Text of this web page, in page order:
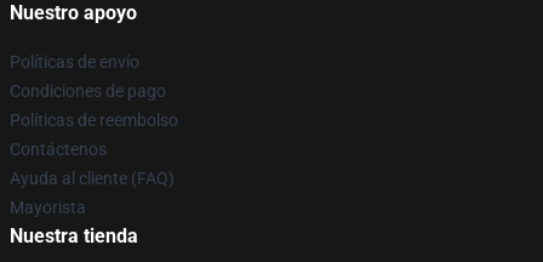
Nuestro apoyo
Políticas de envío
Condiciones de pago
Políticas de reembolso
Contáctenos
Ayuda al cliente (FAQ)
Mayorista
Nuestra tienda